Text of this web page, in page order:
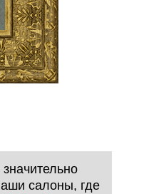
салоны, где